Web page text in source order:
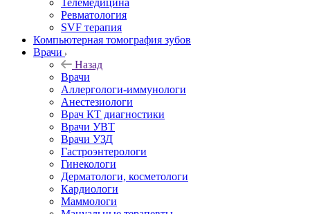
Телемедицина
Ревматология
SVF терапия
Компьютерная томография зубов
Врачи
Назад
Врачи
Аллергологи-иммунологи
Анестезиологи
Врач КТ диагностики
Врачи УВТ
Врачи УЗД
Гастроэнтерологи
Гинекологи
Дерматологи, косметологи
Кардиологи
Маммологи